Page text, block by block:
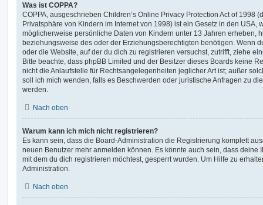
Was ist COPPA?
COPPA, ausgeschrieben Children’s Online Privacy Protection Act of 1998
Privatsphäre von Kindern im Internet von 1998) ist ein Gesetz in den USA,
möglicherweise persönliche Daten von Kindern unter 13 Jahren erheben,
beziehungsweise des oder der Erziehungsberechtigten benötigen. Wenn
oder die Website, auf der du dich zu registrieren versuchst, zutrifft, ziehe
Bitte beachte, dass phpBB Limited und der Besitzer dieses Boards keine
nicht die Anlaufstelle für Rechtsangelegenheiten jeglicher Art ist; außer
soll ich mich wenden, falls es Beschwerden oder juristische Anfragen zu
werden.
Nach oben
Warum kann ich mich nicht registrieren?
Es kann sein, dass die Board-Administration die Registrierung komplett
neuen Benutzer mehr anmelden können. Es könnte auch sein, dass deine
mit dem du dich registrieren möchtest, gesperrt wurden. Um Hilfe zu
Administration.
Nach oben